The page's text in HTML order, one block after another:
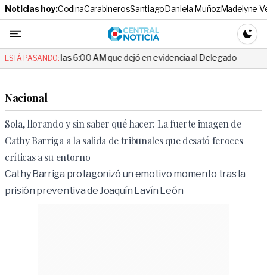
Noticias hoy:CodinaCarabinerosSantiagoDaniela MuñozMadelyne
Central
ESTÁ PASANDO:
6:00 AM que dejó en evidencia al Delegado Escándalo en el
Nacional
Sola, llorando y sin saber qué hacer: La fuerte imagen de
Cathy Barriga a la salida de tribunales que desató feroces
críticas a su entorno
Cathy Barriga protagonizó un emotivo momento tras la
prisión preventiva de Joaquín Lavín León